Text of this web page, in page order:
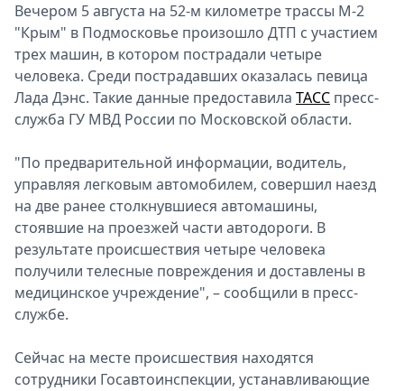
Вечером 5 августа на 52-м километре трассы М-2
"Крым" в Подмосковье произошло ДТП с участием
трех машин, в котором пострадали четыре
человека. Среди пострадавших оказалась певица
Лада Дэнс. Такие данные предоставила ТАСС пресс-
служба ГУ МВД России по Московской области.
"По предварительной информации, водитель,
управляя легковым автомобилем, совершил наезд
на две ранее столкнувшиеся автомашины,
стоявшие на проезжей части автодороги. В
результате происшествия четыре человека
получили телесные повреждения и доставлены в
медицинское учреждение", – сообщили в пресс-
службе.
Сейчас на месте происшествия находятся
сотрудники Госавтоинспекции, устанавливающие